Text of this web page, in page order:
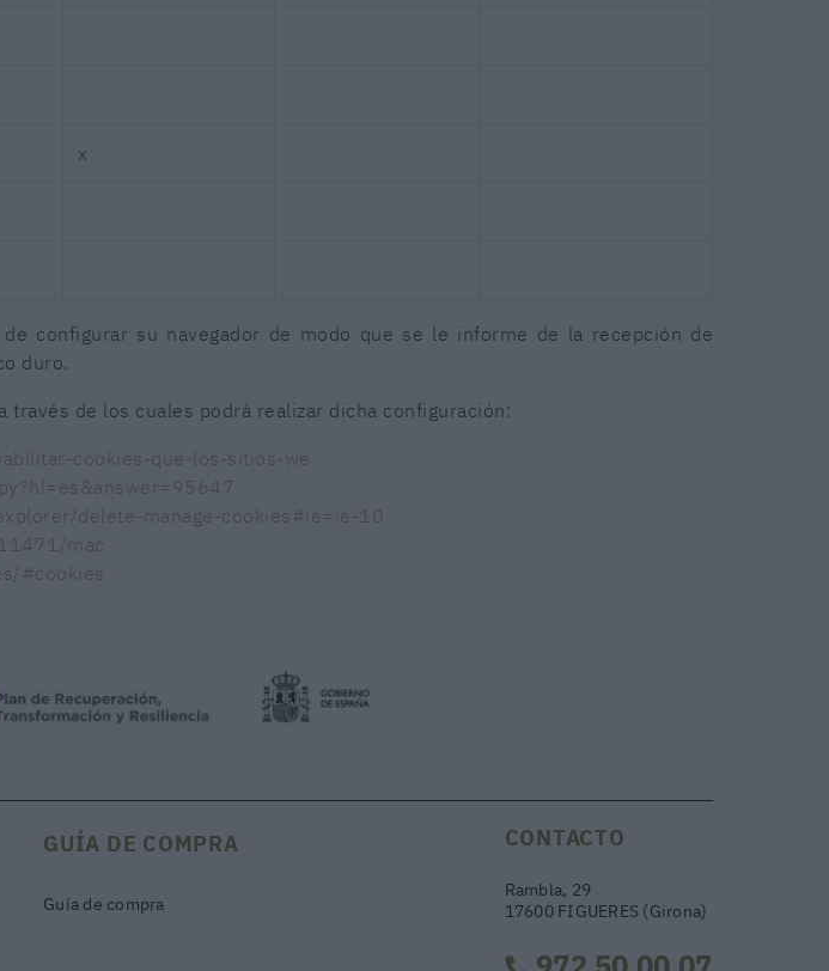
x
configurar su navegador de modo que se le informe de la recepción de
duro.
de los cuales podrá realizar dicha configuración:
cookies-que-los-sitios-we
delete-manage-cookies#ie=ie-10
mac
#cookies
GUÍA DE COMPRA
Guía de compra
CONTACTO
Rambla, 29
17600 FIGUERES (Girona)